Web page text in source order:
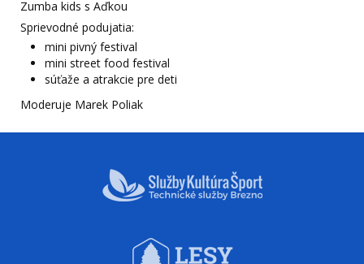
Zumba kids s Aďkou
Sprievodné podujatia:
mini pivný festival
mini street food festival
súťaže a atrakcie pre deti
Moderuje Marek Poliak